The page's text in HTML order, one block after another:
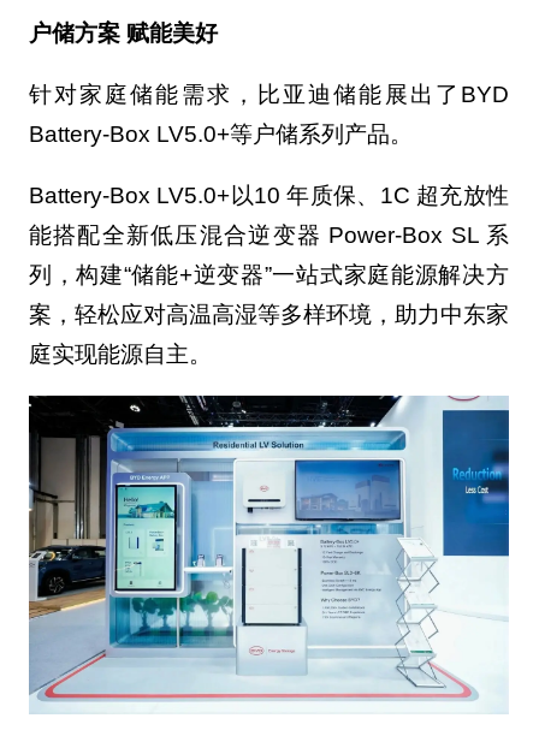
户储方案 赋能美好
针对家庭储能需求，比亚迪储能展出了BYD
Battery-Box LV5.0+等户储系列产品。
Battery-Box LV5.0+以10 年质保、1C 超充放性
能搭配全新低压混合逆变器 Power-Box SL 系
列，构建“储能+逆变器”一站式家庭能源解决方
案，轻松应对高温高湿等多样环境，助力中东家
庭实现能源自主。